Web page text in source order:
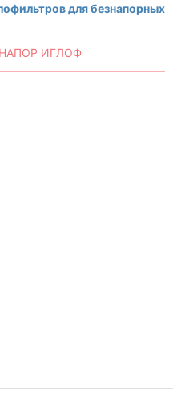
для безнапорных
ИГЛОФ